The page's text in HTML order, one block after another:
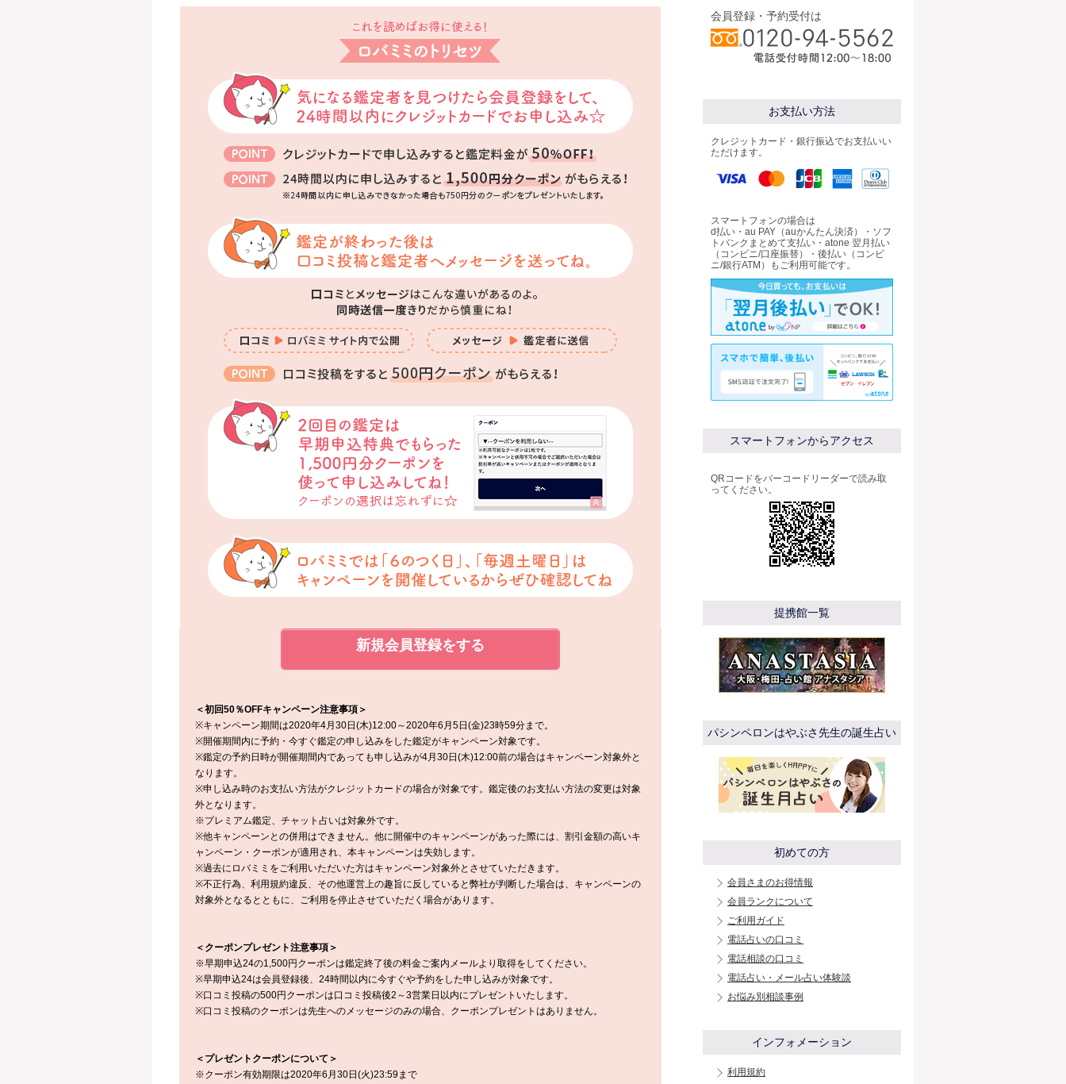
新規会員登録をする
＜初回50％OFFキャンペーン注意事項＞
※キャンペーン期間は2020年4月30日(木)12:00～2020年6月5日(金)23時59分まで。
※開催期間内に予約・今すぐ鑑定の申し込みをした鑑定がキャンペーン対象です。
※鑑定の予約日時が開催期間内であっても申し込みが4月30日(木)12:00前の場合はキャンペーン対象外と
なります。
※申し込み時のお支払い方法がクレジットカードの場合が対象です。鑑定後のお支払い方法の変更は対象
外となります。
※プレミアム鑑定、チャット占いは対象外です。
※他キャンペーンとの併用はできません。他に開催中のキャンペーンがあった際には、割引金額の高いキ
ャンペーン・クーポンが適用され、本キャンペーンは失効します。
※過去にロバミミをご利用いただいた方はキャンペーン対象外とさせていただきます。
※不正行為、利用規約違反、その他運営上の趣旨に反していると弊社が判断した場合は、キャンペーンの
対象外となるとともに、ご利用を停止させていただく場合があります。
＜クーポンプレゼント注意事項＞
※早期申込24の1,500円クーポンは鑑定終了後の料金ご案内メールより取得をしてください。
※早期申込24は会員登録後、24時間以内に今すぐや予約をした申し込みが対象です。
※口コミ投稿の500円クーポンは口コミ投稿後2～3営業日以内にプレゼントいたします。
※口コミ投稿のクーポンは先生へのメッセージのみの場合、クーポンプレゼントはありません。
＜プレゼントクーポンについて＞
※クーポン有効期限は2020年6月30日(火)23:59まで
会員登録・予約受付は
お支払い方法
クレジットカード・銀行振込でお支払いい
ただけます。
スマートフォンの場合は
d払い・au PAY（auかんたん決済）・ソフ
トバンクまとめて支払い・atone 翌月払い
（コンビニ/口座振替）・後払い（コンビ
ニ/銀行ATM）もご利用可能です。
スマートフォンからアクセス
QRコードをバーコードリーダーで読み取
ってください。
提携館一覧
パシンペロンはやぶさ先生の誕生占い
初めての方
会員さまのお得情報
会員ランクについて
ご利用ガイド
電話占いの口コミ
電話相談の口コミ
電話占い・メール占い体験談
お悩み別相談事例
インフォメーション
利用規約